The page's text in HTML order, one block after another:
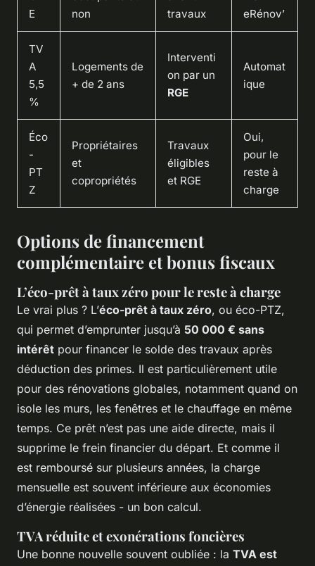
E
non
travaux
eRénov’
TV
A
5,5
%
Logements de
+ de 2 ans
Interventi
on par un
RGE
Automat
ique
Éco
-
PT
Z
Propriétaires
et
copropriétés
Travaux
éligibles
et RGE
Oui,
pour le
reste à
charge
Options de financement
complémentaire et bonus fiscaux
L’éco-prêt à taux zéro pour le reste à charge
Le vrai plus ? L’éco-prêt à taux zéro, ou éco-PTZ,
qui permet d’emprunter jusqu’à 50 000 € sans
intérêt pour financer le solde des travaux après
déduction des primes. Il est particulièrement utile
pour des rénovations globales, notamment quand on
isole les murs, les fenêtres et le chauffage en même
temps. Ce prêt n’est pas une aide directe, mais il
supprime le frein financier du départ. Et comme il
est remboursé sur plusieurs années, la charge
mensuelle est souvent inférieure aux économies
d’énergie réalisées - un bon calcul.
TVA réduite et exonérations foncières
Une bonne nouvelle souvent oubliée : la TVA est